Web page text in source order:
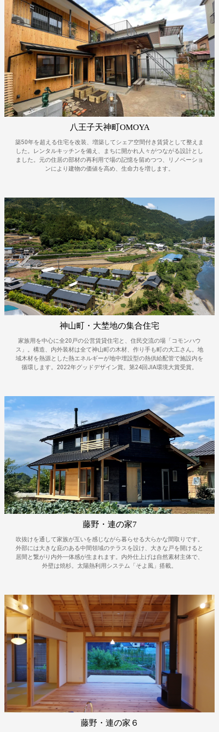
八王子天神町OMOYA
築50年を超える住宅を改装、増築してシェア空間付き賃貸として整えま
した。レンタルキッチンを備え、まちに開かれ人々がつながる設計とし
ました。元の住居の部材の再利用で場の記憶を留めつつ、リノベーショ
ンにより建物の価値を高め、生命力を増します。
神山町・大埜地の集合住宅
家族用を中心に全20戸の公営賃貸住宅と、住民交流の場「コモンハウ
ス」。構造、内外装材は全て神山町の木材、作り手も町の大工さん。地
域木材を熱源とした熱エネルギーが地中埋設型の熱供給配管で施設内を
循環します。2022年グッドデザイン賞。第24回JIA環境大賞受賞。
藤野・連の家7
吹抜けを通して家族が互いを感じながら暮らせる大らかな間取りです。
外部には大きな庇のある中間領域のテラスを設け、大きな戸を開けると
居間と繋がり内外一体感が生まれます。内外仕上げは自然素材主体で、
外壁は焼杉。太陽熱利用システム「そよ風」搭載。
藤野・連の家６